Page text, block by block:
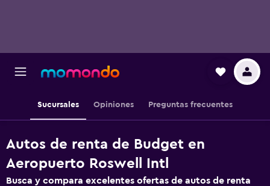
Sucursales Opiniones Preguntas frecuentes
Autos de renta de Budget en
Aeropuerto Roswell Intl
Busca y compara excelentes ofertas de autos de renta